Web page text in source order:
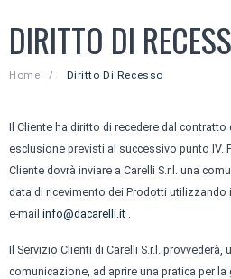
Pecora
Senza lattosio
A pezzi
Carne di maiale
Carne di vitello
Carne dal Mondo
Carne bianca
I nostri ripieni
BBQ
RUB
GADGET
CONTATTI
Chi siamo
Subtotale:
DIRITTO DI
Home / Diritto Di Recesso
Il Cliente ha diritto di recedere dal
esclusione previsti al successivo punto IV.
Cliente dovrà inviare a Carelli S.r.l. una
data di ricevimento dei Prodotti
e-mail info@dacarelli.it .
Il Servizio Clienti di Carelli S.r.l. provvederà,
comunicazione, ad aprire una pratica per